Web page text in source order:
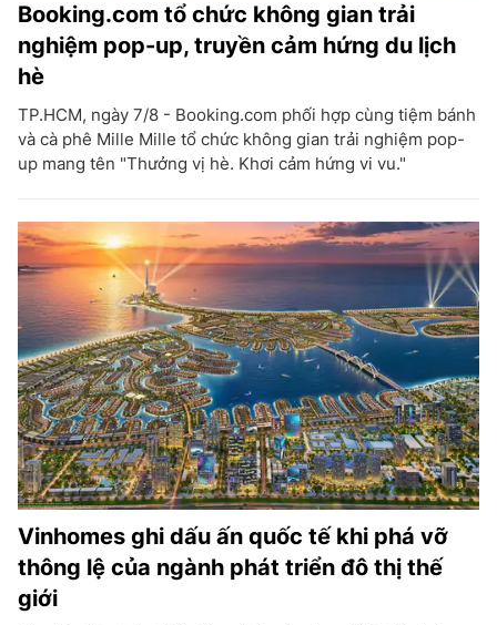
Booking.com tổ chức không gian trải
nghiệm pop-up, truyền cảm hứng du lịch
hè
TP.HCM, ngày 7/8 - Booking.com phối hợp cùng tiệm bánh
và cà phê Mille Mille tổ chức không gian trải nghiệm pop-
up mang tên "Thưởng vị hè. Khơi cảm hứng vi vu."
Vinhomes ghi dấu ấn quốc tế khi phá vỡ
thông lệ của ngành phát triển đô thị thế
giới